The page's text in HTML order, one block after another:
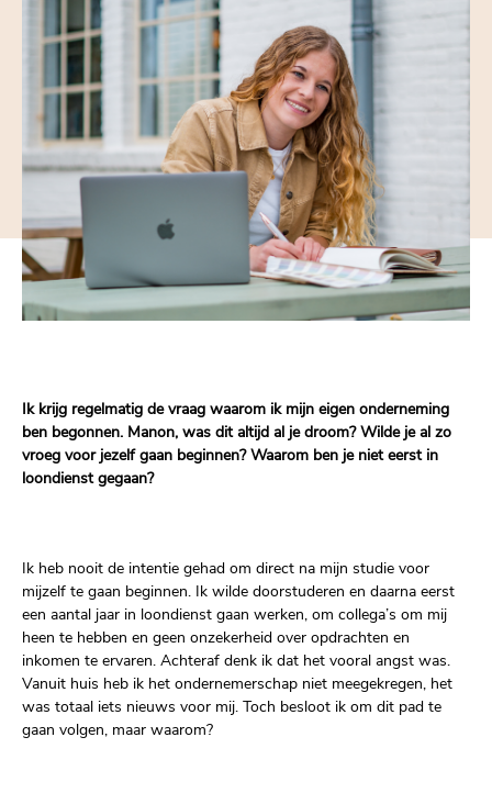
Ik krijg regelmatig de vraag waarom ik mijn eigen onderneming
ben begonnen. Manon, was dit altijd al je droom? Wilde je al zo
vroeg voor jezelf gaan beginnen? Waarom ben je niet eerst in
loondienst gegaan?
Ik heb nooit de intentie gehad om direct na mijn studie voor
mijzelf te gaan beginnen. Ik wilde doorstuderen en daarna eerst
een aantal jaar in loondienst gaan werken, om collega’s om mij
heen te hebben en geen onzekerheid over opdrachten en
inkomen te ervaren. Achteraf denk ik dat het vooral angst was.
Vanuit huis heb ik het ondernemerschap niet meegekregen, het
was totaal iets nieuws voor mij. Toch besloot ik om dit pad te
gaan volgen, maar waarom?